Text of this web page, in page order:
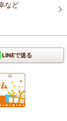
など
LINEで送る